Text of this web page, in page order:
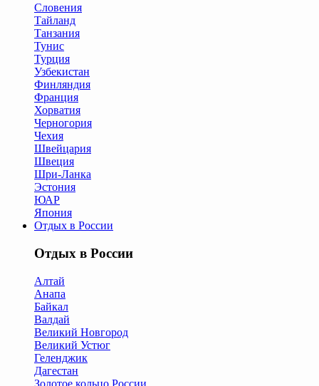
Словения
Тайланд
Танзания
Тунис
Турция
Узбекистан
Финляндия
Франция
Хорватия
Черногория
Чехия
Швейцария
Швеция
Шри-Ланка
Эстония
ЮАР
Япония
Отдых в России
Отдых в России
Алтай
Анапа
Байкал
Валдай
Великий Новгород
Великий Устюг
Геленджик
Дагестан
Золотое кольцо России